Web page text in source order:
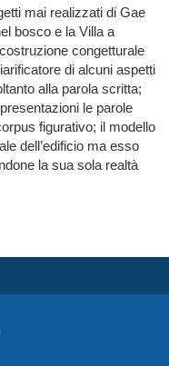
mai realizzati di Gae
bosco e la Villa a
congetturale
di alcuni aspetti
alla parola scritta;
le parole
figurativo; il modello
dell’edificio ma esso
la sua sola realtà